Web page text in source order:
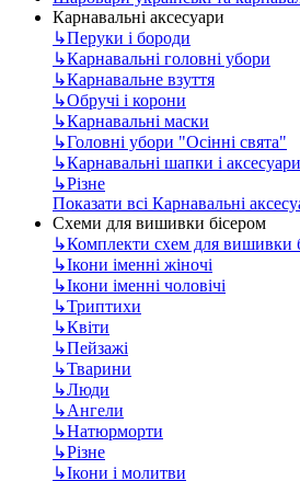
Карнавальні аксесуари
↳Перуки і бороди
↳Карнавальні головні убори
↳Карнавальне взуття
↳Обручі і корони
↳Карнавальні маски
↳Головні убори "Осінні свята"
↳Карнавальні шапки і
↳Різне
Показати всі Карнавальні
Схеми для вишивки бісером
↳Комплекти схем для вишивки
↳Ікони іменні жіночі
↳Ікони іменні чоловічі
↳Триптихи
↳Квіти
↳Пейзажі
↳Тварини
↳Люди
↳Ангели
↳Натюрморти
↳Різне
↳Ікони і молитви